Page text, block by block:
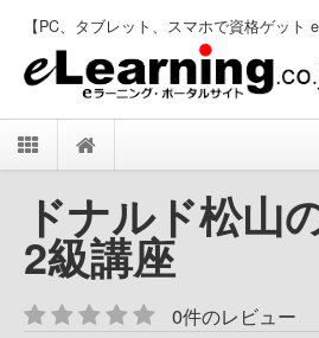
【PC、タブレット、スマホで資格ゲット
ドナルド松山
2級講座
0件のレビュー